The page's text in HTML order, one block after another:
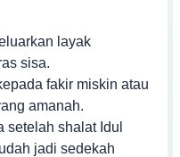
layak
sisa.
fakir miskin atau
amanah.
setelah shalat Idul
jadi sedekah